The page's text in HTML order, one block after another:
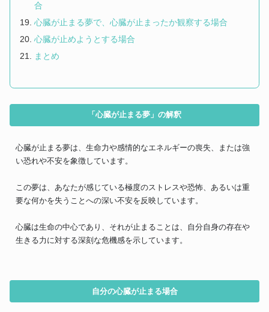
合
心臓が止まる夢で、心臓が止まったか観察する場合
心臓が止めようとする場合
まとめ
「心臓が止まる夢」の解釈
心臓が止まる夢は、生命力や感情的なエネルギーの喪失、または強
い恐れや不安を象徴しています。
この夢は、あなたが感じている極度のストレスや恐怖、あるいは重
要な何かを失うことへの深い不安を反映しています。
心臓は生命の中心であり、それが止まることは、自分自身の存在や
生きる力に対する深刻な危機感を示しています。
自分の心臓が止まる場合